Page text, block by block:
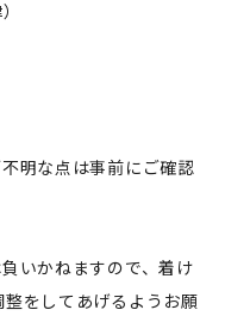
明な点は事前にご確認
いかねますので、着け
をしてあげるようお願